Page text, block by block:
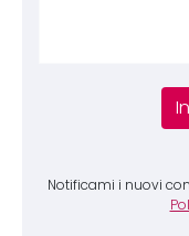
Notificami i nuovi